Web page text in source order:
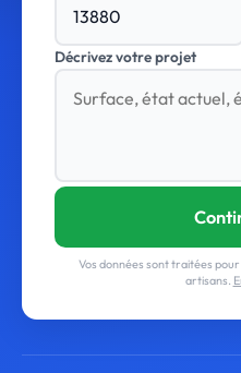
Décrivez votre projet
Vos données sont traitées
artisans.